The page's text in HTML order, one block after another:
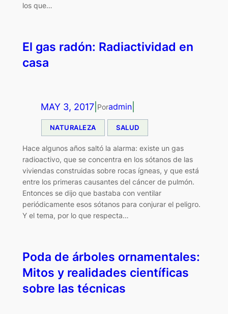
los que…
El gas radón: Radiactividad en
casa
MAY 3, 2017| Poradmin|
NATURALEZA SALUD
Hace algunos años saltó la alarma: existe un gas
radioactivo, que se concentra en los sótanos de las
viviendas construidas sobre rocas ígneas, y que está
entre los primeras causantes del cáncer de pulmón.
Entonces se dijo que bastaba con ventilar
periódicamente esos sótanos para conjurar el peligro.
Y el tema, por lo que respecta…
Poda de árboles ornamentales:
Mitos y realidades científicas
sobre las técnicas